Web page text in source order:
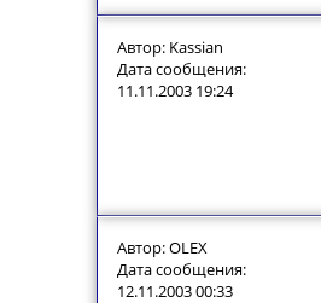
Автор: Kassian
Дата сообщения:
11.11.2003 19:24
Автор: OLEX
Дата сообщения:
12.11.2003 00:33